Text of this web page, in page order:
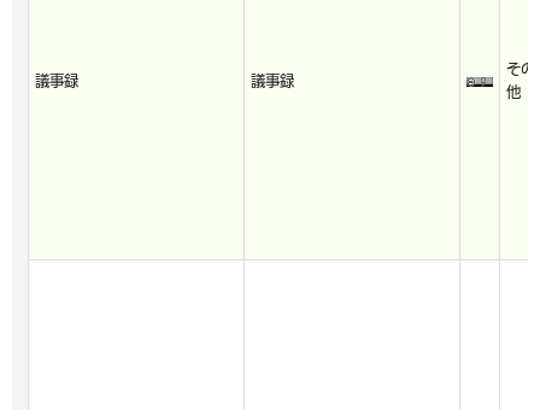
議事録 議事録
その
他